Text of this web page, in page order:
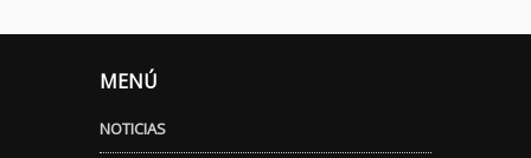
MENÚ
NOTICIAS